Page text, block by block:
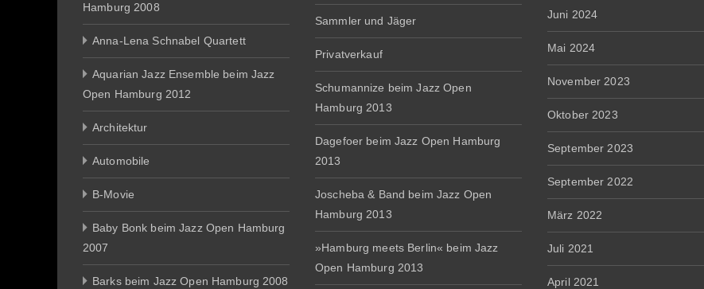
Hamburg 2008
Anna-Lena Schnabel Quartett
Aquarian Jazz Ensemble beim Jazz
Open Hamburg 2012
Architektur
Automobile
B-Movie
Baby Bonk beim Jazz Open Hamburg
2007
Barks beim Jazz Open Hamburg 2008
Sammler und Jäger
Privatverkauf
Schumannize beim Jazz Open
Hamburg 2013
Dagefoer beim Jazz Open Hamburg
2013
Joscheba & Band beim Jazz Open
Hamburg 2013
»Hamburg meets Berlin« beim Jazz
Open Hamburg 2013
Juni 2024
Mai 2024
November 2023
Oktober 2023
September 2023
September 2022
März 2022
Juli 2021
April 2021